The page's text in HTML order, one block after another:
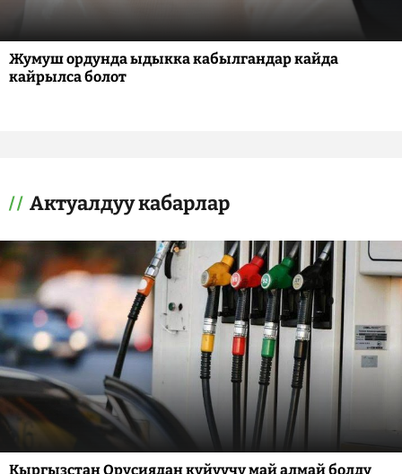
Жумуш ордунда ыдыкка кабылгандар кайда
кайрылса болот
Актуалдуу кабарлар
Кыргызстан Орусиядан күйүүчү май алмай болду